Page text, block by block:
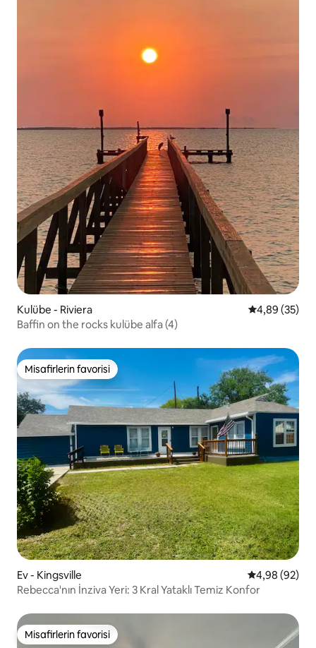
Kulübe - Riviera 5 üzerinden
4,89 (35)
Baffin on the rocks kulübe alfa (4)
Misafirlerin favorisi
Misafirlerin favorisi
Ev - Kingsville 5 üzerinden
4,98 (92)
Rebecca'nın İnziva Yeri: 3 Kral Yataklı Temiz Konfor
Misafirlerin favorisi
Misafirlerin favorisi